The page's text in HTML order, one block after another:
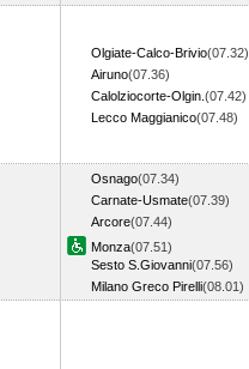
Olgiate-Calco-Brivio(07.32)
Airuno(07.36)
Calolziocorte-Olgin. (07.42)
Lecco Maggianico(07.48)
Osnago(07.34)
Carnate-Usmate(07.39)
Arcore(07.44)
Monza(07.51)
Sesto S.Giovanni(07.56)
Milano Greco Pirelli(08.01)